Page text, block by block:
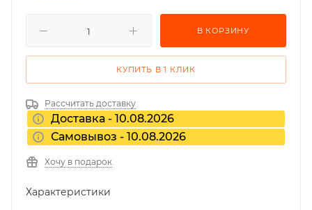
В КОРЗИНУ
КУПИТЬ В 1 КЛИК
Рассчитать доставку
Доставка - 10.08.2026
Самовывоз - 10.08.2026
Хочу в подарок
Характеристики